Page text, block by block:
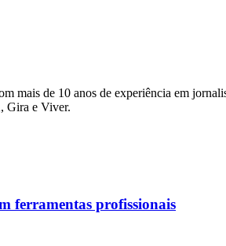
mais de 10 anos de experiência em
Gira e Viver.
ferramentas profissionais